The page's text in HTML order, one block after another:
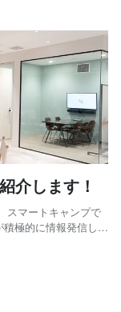
介します！
スマートキャンプで
極的に情報発信して
」です！ 福岡支社